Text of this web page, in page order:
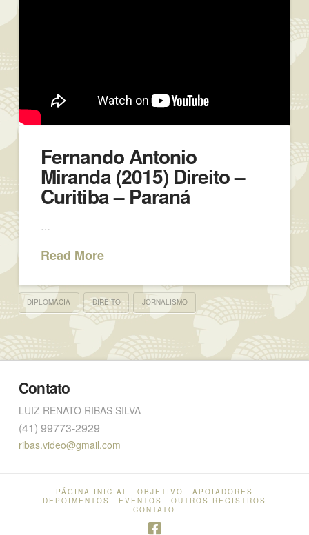
Fernando Antonio
Miranda (2015) Direito –
Curitiba – Paraná
…
Read More
DIPLOMACIA DIREITO JORNALISMO
Contato
LUIZ RENATO RIBAS SILVA
(41) 99773-2929
ribas.video@gmail.com
PÁGINA INICIAL OBJETIVO
APOIADORES
DEPOIMENTOS
EVENTOS
OUTROS REGISTROS
CONTATO